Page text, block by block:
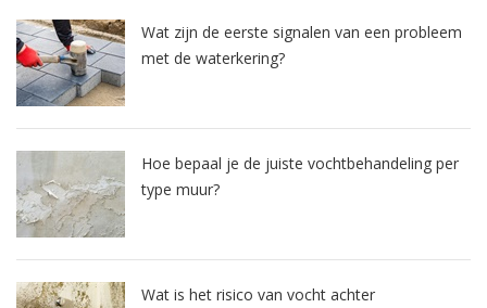
Wat zijn de eerste signalen van een probleem
met de waterkering?
Hoe bepaal je de juiste vochtbehandeling per
type muur?
Wat is het risico van vocht achter